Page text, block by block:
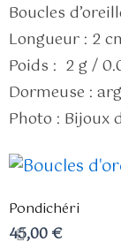
Boucles
Longueur : 2
Poids : 2 g /
Dormeuse :
Photo : Bijoux
Pondichéri
45,00€